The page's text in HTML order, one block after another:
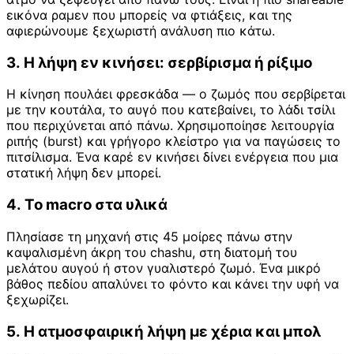
εικόνα ραμεν που μπορείς να φτιάξεις, και της
αφιερώνουμε ξεχωριστή ανάλυση πιο κάτω.
3. Η λήψη εν κινήσει: σερβίρισμα ή ρίξιμο
Η κίνηση πουλάει φρεσκάδα — ο ζωμός που σερβίρεται
με την κουτάλα, το αυγό που κατεβαίνει, το λάδι τσίλι
που περιχύνεται από πάνω. Χρησιμοποίησε λειτουργία
ριπής (burst) και γρήγορο κλείστρο για να παγώσεις το
πιτσίλισμα. Ένα καρέ εν κινήσει δίνει ενέργεια που μια
στατική λήψη δεν μπορεί.
4. Το macro στα υλικά
Πλησίασε τη μηχανή στις 45 μοίρες πάνω στην
καψαλισμένη άκρη του chashu, στη διατομή του
μελάτου αυγού ή στον γυαλιστερό ζωμό. Ένα μικρό
βάθος πεδίου απαλύνει το φόντο και κάνει την υφή να
ξεχωρίζει.
5. Η ατμοσφαιρική λήψη με χέρια και μπολ